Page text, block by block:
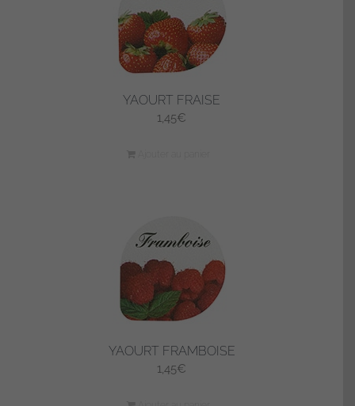
YAOURT FRAISE
1,45€
YAOURT FRAMBOISE
1,45€